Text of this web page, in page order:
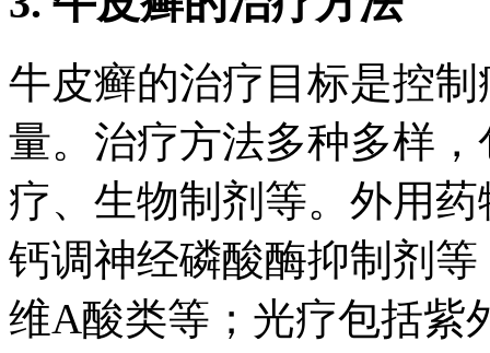
牛皮癣的治疗目标是控
量。治疗方法多种多样
疗、生物制剂等。外用
钙调神经磷酸酶抑制剂
维A酸类等；光疗包括紫